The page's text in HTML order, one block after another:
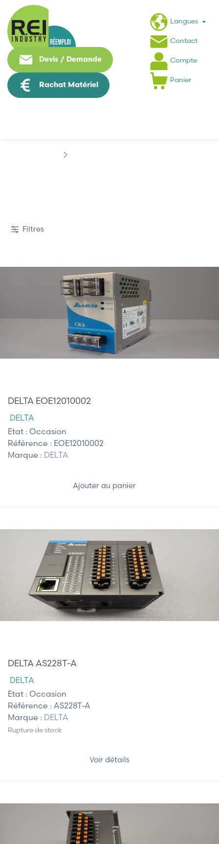
Devis / Demande
Rachat Matériel
Langues
Contact
Compte
Panier
Filtres
DELTA EOE12010002
DELTA
Etat : Occasion
Référence : EOE12010002
Marque : DELTA
Ajouter au panier
DELTA AS228T-A
DELTA
Etat : Occasion
Référence : AS228T-A
Marque : DELTA
Rupture de stock
Voir détails